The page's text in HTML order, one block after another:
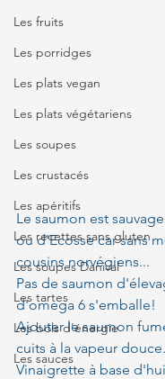
Les fruits
Les porridges
Les plats vegan
Les plats végétariens
Les soupes
Les crustacés
Les apéritifs
Les recettes sans gluten
Les soupes Danival
Les tartes
Les bols d'énergie
Les sauces
Le saumon est
ou d'Ecosse car sans
cousins norvégiens...
Pas de saumon
d'omega 6 s'emballe!
Ajouter le saumon
cuits à la vapeur douce.
Vinaigrette à base